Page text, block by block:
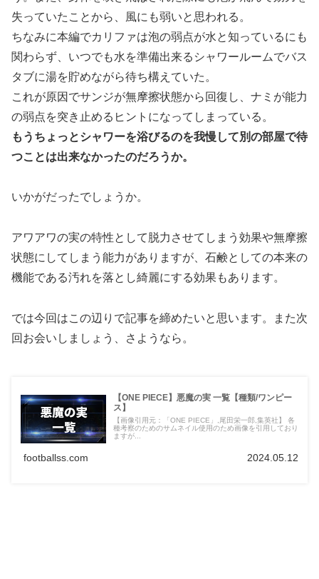
失っていたことから、風にも弱いと思われる。
ちなみに本編でカリファは泡の弱点が水と知っているにも
関わらず、いつでも水を準備出来るシャワールームでバス
タブに湯を貯めながら待ち構えていた。
これが原因でサンジが無摩擦状態から回復し、ナミが能力
の弱点を突き止めるヒントになってしまっている。
もうちょっとシャワーを浴びるのを我慢して別の部屋で待
つことは出来なかったのだろうか。
いかがだったでしょうか。
アワアワの実の特性として脱力させてしまう効果や無摩擦
状態にしてしまう能力がありますが、石鹸としての本来の
機能である汚れを落とし綺麗にする効果もあります。
では今回はこの辺りで記事を締めたいと思います。また次
回お会いしましょう、さようなら。
【ONE PIECE】悪魔の実 一覧【種類/ワンピー
ス】
【画像引用元：「ONE PIECE」,尾田栄一郎,集英社】 各
種考察のためのサムネイル使用のため画像を引用しており
ますが...
footballss.com 2024.05.12